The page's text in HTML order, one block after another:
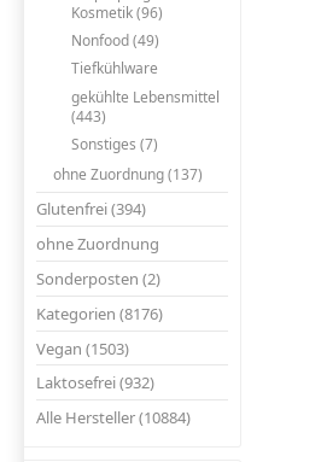
Kosmetik (96)
Nonfood (49)
Tiefkühlware
gekühlte Lebensmittel
(443)
Sonstiges (7)
ohne Zuordnung (137)
Glutenfrei (394)
ohne Zuordnung
Sonderposten (2)
Kategorien (8176)
Vegan (1503)
Laktosefrei (932)
Alle Hersteller (10884)